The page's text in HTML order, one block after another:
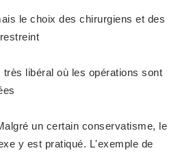
le choix des chirurgiens et des
très libéral où les opérations sont
un certain conservatisme, le
y est pratiqué. L'exemple de